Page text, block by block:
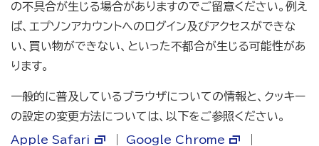
の不具合が生じる場合がありますのでご留意ください。例え
ば、エプソンアカウントへのログイン及びアクセスができな
い、買い物ができない、といった不都合が生じる可能性があ
ります。
一般的に普及しているブラウザについての情報と、クッキー
の設定の変更方法については、以下をご参照ください。
Apple Safari Google Chrome